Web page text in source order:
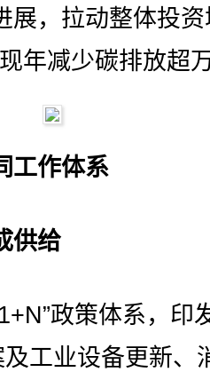
展，拉动整体投
年减少碳排放超
工作体系
供给
政策体系，印
及工业设备更新、